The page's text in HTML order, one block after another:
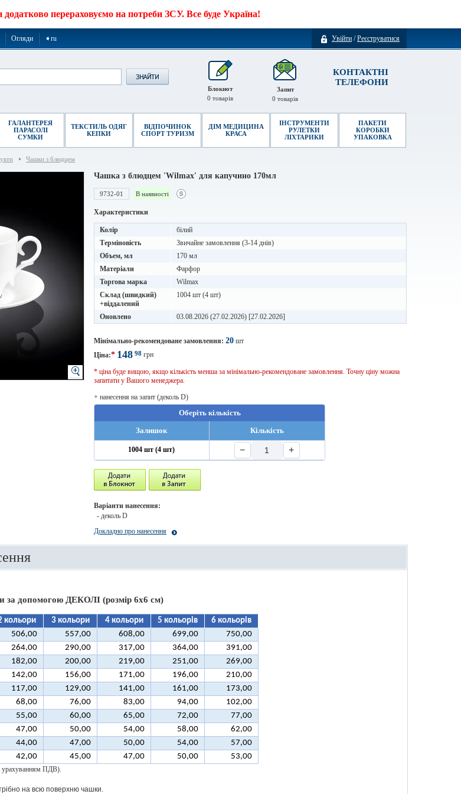
перераховуємо на потреби ЗСУ. Все буде Україна!
Увійти /Реєструватися
Огляди ➧ru
КОНТАКТНІ
ТЕЛЕФОНИ
Запит
0 товарів
Блокнот
0 товарів
ГАЛАНТЕРЕЯ
ПАРАСОЛІ
СУМКИ
ТЕКСТИЛЬ ОДЯГ
КЕПКИ
ВІДПОЧИНОК
СПОРТ ТУРИЗМ
ДІМ МЕДИЦИНА
КРАСА
ІНСТРУМЕНТИ
РУЛЕТКИ
ЛІХТАРИКИ
ПАКЕТИ
КОРОБКИ
УПАКОВКА
Чашки з блюдцем
Чашка з блюдцем 'Wilmax' для капучино 170мл
9732-01 В наявності
Характеристики
Колір
білий
Терміновість
Звичайне замовлення (3-14 днів)
Объем, мл
170 мл
Матеріали
Фарфор
Торгова марка
Wilmax
Склад (швидкий)
+віддалений
1004 шт (4 шт)
Оновлено 03.08.2026 (27.02.2026) [27.02.2026]
Мінімально-рекомендоване замовлення: 20 шт
Ціна:* 148 98 грн
* ціна буде вищою, якщо кількість менша за мінімально-рекомендоване замовлення. Точну ціну можна
запитати у Вашого менеджера.
+ нанесення на запит (деколь D)
Оберіть кількість
Залишок
Кількість
1004 шт (4 шт) − +
Варіанти нанесення:
- деколь D
Докладно про нанесення
за допомогою ДЕКОЛІ (розмір 6х6 см)
кольори 3 кольори 4 кольори 5 кольорів
6 кольорів
506,00 557,00 608,00 699,00
750,00
264,00 290,00 317,00 364,00
391,00
182,00 200,00 219,00 251,00
269,00
142,00 156,00 171,00 196,00
210,00
117,00 129,00 141,00 161,00
173,00
68,00 76,00 83,00 94,00
102,00
55,00 60,00 65,00 72,00
77,00
47,00 50,00 54,00 58,00
62,00
44,00 47,00 50,00 54,00
57,00
42,00 45,00 47,00 50,00 53,00
урахуванням ПДВ).
на всю поверхню чашки.